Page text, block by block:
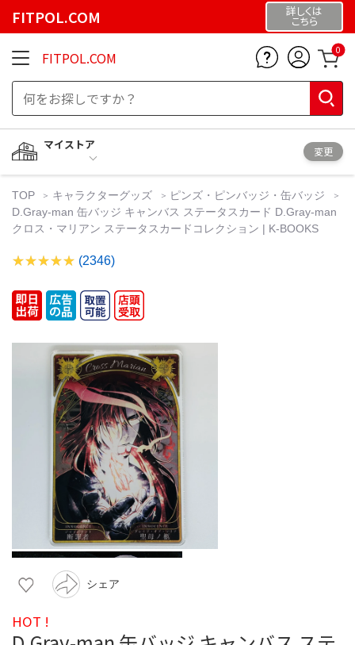
FITPOL.COM 詳しくは
こちら
FITPOL.COM 0
マイストア
変更
TOP キャラクターグッズ
ピンズ・ピンバッジ・缶バッジ
D.Gray-man 缶バッジ キャンバス ステータスカード D.Gray-man
クロス・マリアン ステータスカードコレクション | K-BOOKS
(2346)
シェア
HOT !